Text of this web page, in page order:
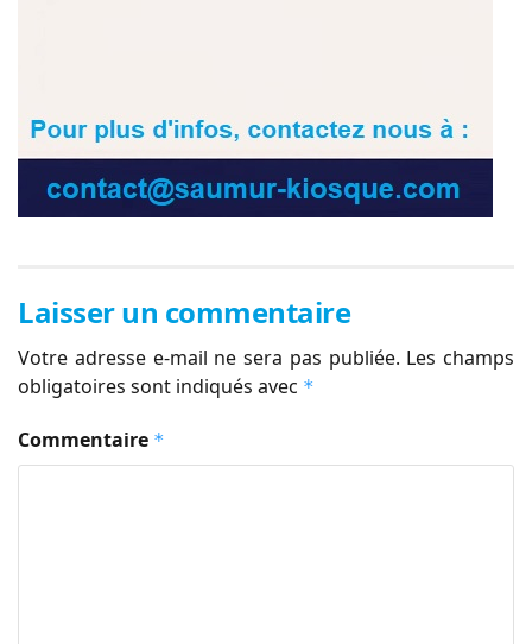
Laisser un commentaire
Votre adresse e-mail ne sera pas publiée. Les champs
obligatoires sont indiqués avec *
Commentaire *